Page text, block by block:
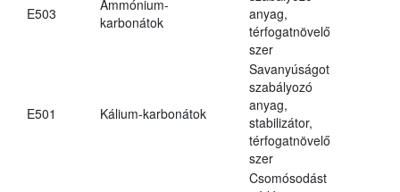
E503
Ammónium-
karbonátok
anyag,
térfogatnövelő
szer
E501 Kálium-karbonátok
Savanyúságot
szabályozó
anyag,
stabilizátor,
térfogatnövelő
szer
Csomósodást